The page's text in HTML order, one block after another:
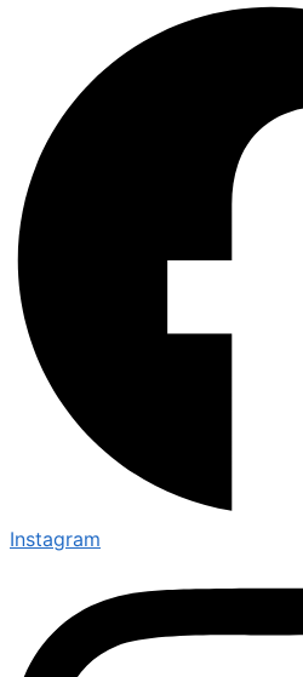
Instagram